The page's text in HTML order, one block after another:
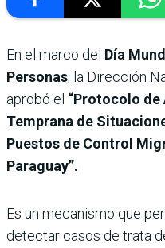
En el marco del Día
Personas, la Dirección
aprobó el “Protocolo de
Temprana de
Puestos de Control
Paraguay”.
Es un mecanismo que
detectar casos de trata